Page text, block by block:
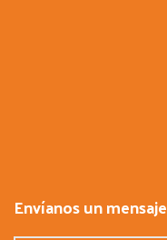
Envíanos un mensaje